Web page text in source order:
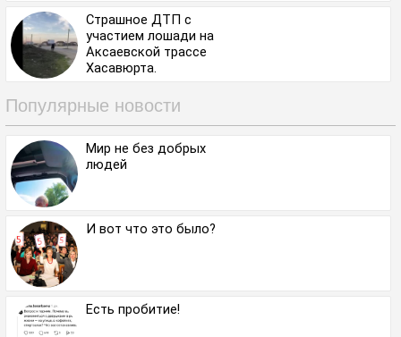
Страшное ДТП с
участием лошади на
Аксаевской трассе
Хасавюрта.
Популярные новости
Мир не без добрых
людей
И вот что это было?
Есть пробитие!